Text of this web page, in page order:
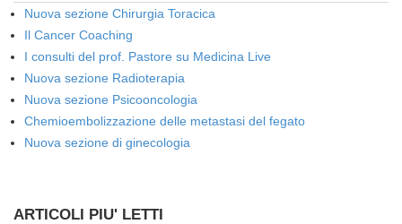
Nuova sezione Chirurgia Toracica
Il Cancer Coaching
I consulti del prof. Pastore su Medicina Live
Nuova sezione Radioterapia
Nuova sezione Psicooncologia
Chemioembolizzazione delle metastasi del fegato
Nuova sezione di ginecologia
ARTICOLI PIU' LETTI